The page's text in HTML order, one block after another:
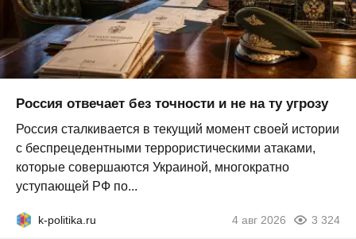
Россия отвечает без точности и не на ту угрозу
Россия сталкивается в текущий момент своей истории
с беспрецедентными террористическими атаками,
которые совершаются Украиной, многократно
уступающей РФ по...
k-politika.ru 4 авг 2026 3 324